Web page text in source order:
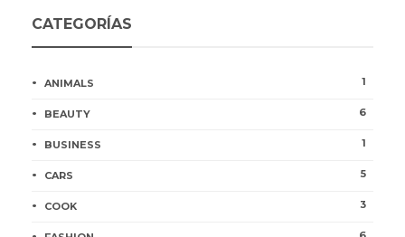
CATEGORÍAS
ANIMALS 1
BEAUTY 6
BUSINESS 1
CARS 5
COOK 3